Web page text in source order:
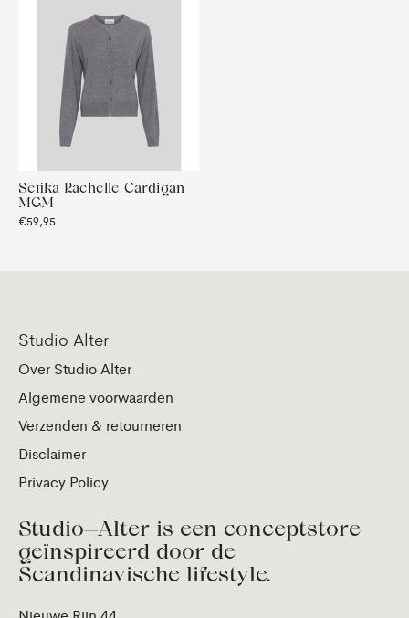
Sefika Rachelle Cardigan
MGM
€59,95
Studio Alter
Over Studio Alter
Algemene voorwaarden
Verzenden & retourneren
Disclaimer
Privacy Policy
Studio—Alter is een conceptstore
geïnspireerd door de
Scandinavische lifestyle.